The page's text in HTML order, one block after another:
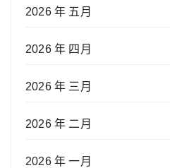
2026 年 五月
2026 年 四月
2026 年 三月
2026 年 二月
2026 年 一月